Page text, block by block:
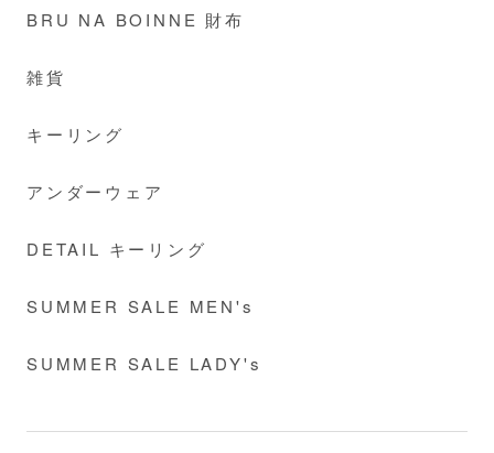
BRU NA BOINNE 財布
雑貨
キーリング
アンダーウェア
DETAIL キーリング
SUMMER SALE MEN's
SUMMER SALE LADY's